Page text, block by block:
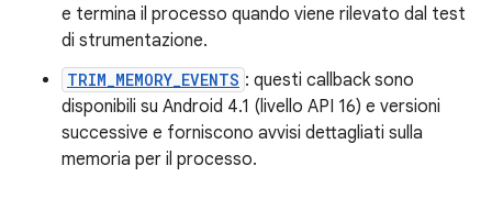
e termina il processo quando viene rilevato dal test
di strumentazione.
TRIM_MEMORY_EVENTS : questi callback sono
disponibili su Android 4.1 (livello API 16) e versioni
successive e forniscono avvisi dettagliati sulla
memoria per il processo.